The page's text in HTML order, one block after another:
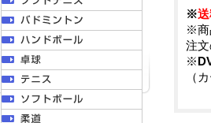
※
※商
注
※
（